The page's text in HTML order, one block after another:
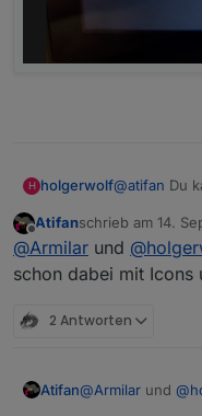
H holgerwolf@atifan Du
Offline
Atifanschrieb am 14.
zuletzt editiert von
@Armilar und @
schon dabei mit Icons
2 Antworten
Atifan@Armilar und @